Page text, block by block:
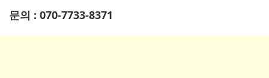
문의 : 070-7733-8371